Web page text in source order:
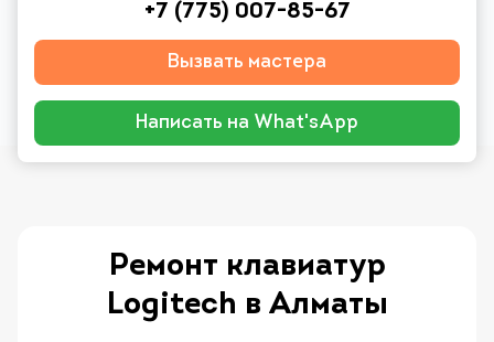
+7 (775) 007-85-67
Вызвать мастера
Написать на What'sApp
Ремонт клавиатур
Logitech в Алматы